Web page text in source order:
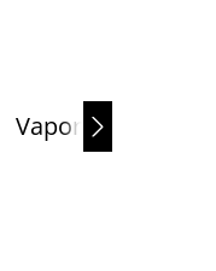
Vaporizer